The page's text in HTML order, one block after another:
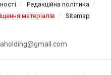
Редакційна політика
матеріалів Sitemap